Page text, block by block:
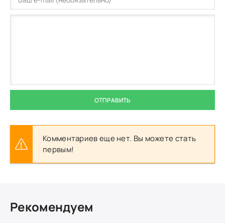
ОТПРАВИТЬ
Комментариев еще нет. Вы можете стать
первым!
Рекомендуем